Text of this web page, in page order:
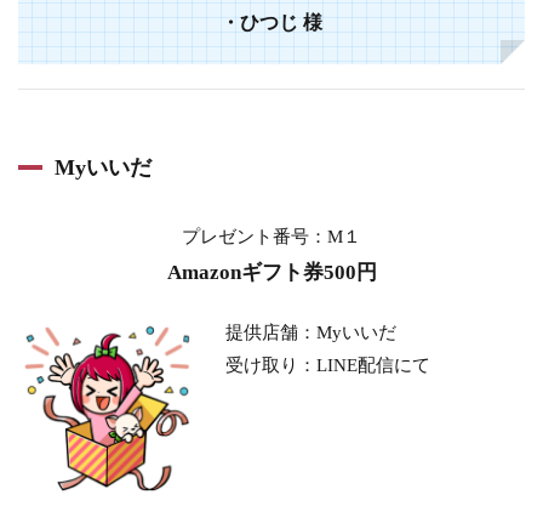
・ひつじ様
Myいいだ
プレゼント番号：M１
Amazonギフト券500円
提供店舗：Myいいだ
受け取り：LINE配信にて